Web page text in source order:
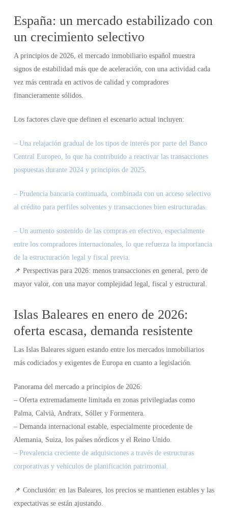
España: un mercado estabilizado con
un crecimiento selectivo
A principios de 2026, el mercado inmobiliario español muestra
signos de estabilidad más que de aceleración, con una actividad cada
vez más centrada en activos de calidad y compradores
financieramente sólidos.
Los factores clave que definen el escenario actual incluyen:
– Una relajación gradual de los tipos de interés por parte del Banco
Central Europeo, lo que ha contribuido a reactivar las transacciones
pospuestas durante 2024 y principios de 2025.
– Prudencia bancaria continuada, combinada con un acceso selectivo
al crédito para perfiles solventes y transacciones bien estructuradas.
– Un aumento sostenido de las compras en efectivo, especialmente
entre los compradores internacionales, lo que refuerza la importancia
de la estructuración legal y fiscal previa.
📌 Perspectivas para 2026: menos transacciones en general, pero de
mayor valor, con una mayor complejidad legal, fiscal y estructural.
Islas Baleares en enero de 2026:
oferta escasa, demanda resistente
Las Islas Baleares siguen estando entre los mercados inmobiliarios
más codiciados y exigentes de Europa en cuanto a legislación.
Panorama del mercado a principios de 2026:
– Oferta extremadamente limitada en zonas privilegiadas como
Palma, Calvià, Andratx, Sóller y Formentera.
– Demanda internacional estable, especialmente procedente de
Alemania, Suiza, los países nórdicos y el Reino Unido.
– Prevalencia creciente de adquisiciones a través de estructuras
corporativas y vehículos de planificación patrimonial.
📌 Conclusión: en las Baleares, los precios se mantienen estables y las
expectativas se están ajustando.